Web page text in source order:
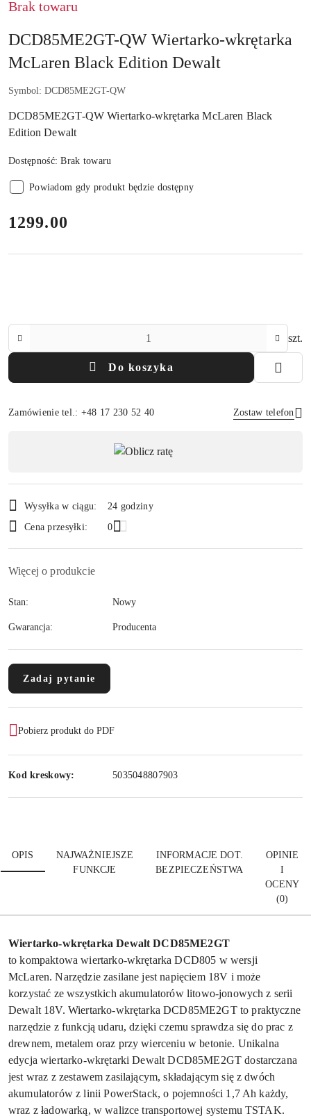
Brak towaru
DCD85ME2GT-QW Wiertarko-wkrętarka
McLaren Black Edition Dewalt
Symbol: DCD85ME2GT-QW
DCD85ME2GT-QW Wiertarko-wkrętarka McLaren Black
Edition Dewalt
Dostępność:Brak towaru
Powiadom gdy produkt będzie dostępny
cena:
1299.00
szt.
Do koszyka
Zamówienie tel.: +48 17 230 52 40 Zostaw telefon
i
dostawa
Wysyłka w ciągu:
24 godziny
Cena przesyłki:
0
Więcej o produkcie
Stan: Nowy
Gwarancja: Producenta
Zadaj pytanie
Pobierz produkt do PDF
Kod kreskowy: 5035048807903
OPIS
NAJWAŻNIEJSZE
FUNKCJE
INFORMACJE DOT.
BEZPIECZEŃSTWA
OPINIE
I
OCENY
(0)
Wiertarko-wkrętarka Dewalt DCD85ME2GT
to kompaktowa wiertarko-wkrętarka DCD805 w wersji
McLaren. Narzędzie zasilane jest napięciem 18V i może
korzystać ze wszystkich akumulatorów litowo-jonowych z serii
Dewalt 18V. Wiertarko-wkrętarka DCD85ME2GT to praktyczne
narzędzie z funkcją udaru, dzięki czemu sprawdza się do prac z
drewnem, metalem oraz przy wierceniu w betonie. Unikalna
edycja wiertarko-wkrętarki Dewalt DCD85ME2GT dostarczana
jest wraz z zestawem zasilającym, składającym się z dwóch
akumulatorów z linii PowerStack, o pojemności 1,7 Ah każdy,
wraz z ładowarką, w walizce transportowej systemu TSTAK.